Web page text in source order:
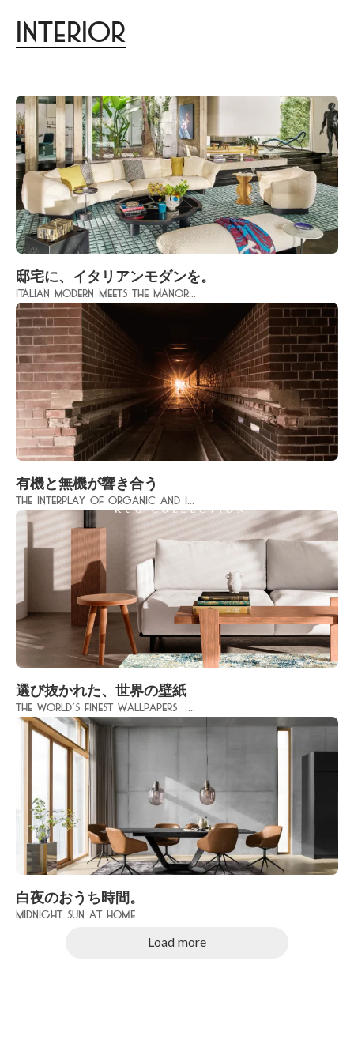
Interior
邸宅に、イタリアンモダンを。
Italian Modern meets the Manor...
有機と無機が響き合う
The interplay of organic and i...
選び抜かれた、世界の壁紙
The World’s Finest Wallpapers ...
白夜のおうち時間。
Midnight Sun at Home ...
Load more